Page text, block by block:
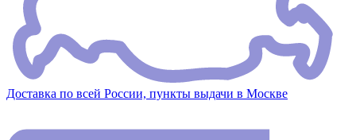
Доставка по всей России, пункты выдачи в Москве